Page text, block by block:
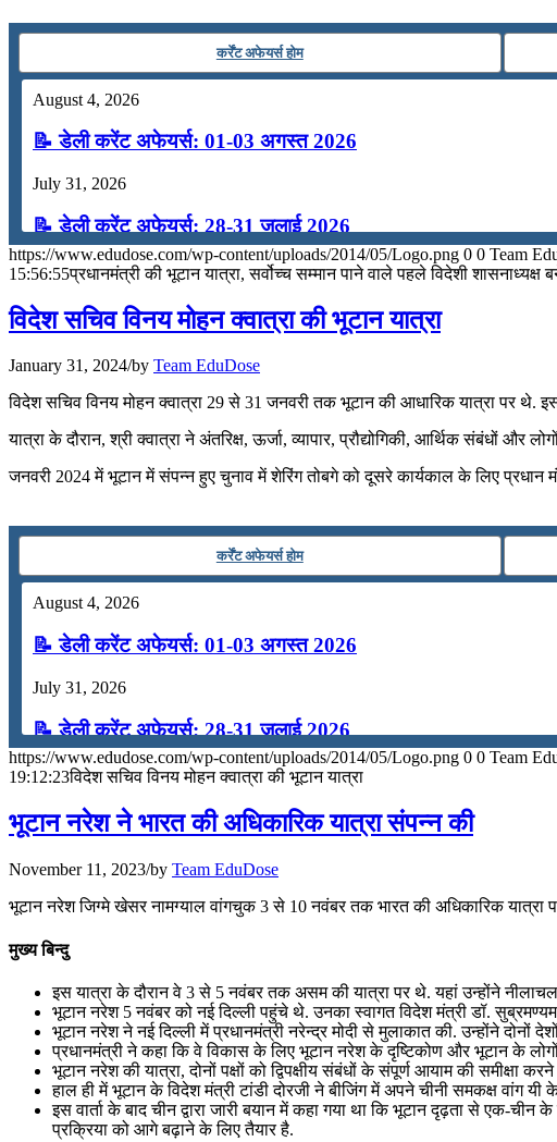
कर्रेंट अफेयर्स होम
August 4, 2026
📝 डेली करेंट अफेयर्स: 01-03 अगस्त 2026
July 31, 2026
📝 डेली करेंट अफेयर्स: 28-31 जुलाई 2026
July 28, 2026
📝 डेली करेंट अफेयर्स: 25-27 जुलाई 2026
📝 डेली करेंट अफेयर्स: 22-24 जुलाई 2026
July 22, 2026
📝 डेली करेंट अफेयर्स: 19-21 जुलाई 2026
📝 डेली करेंट अफेयर्स: 16-18 जुलाई 2026
July 16, 2026
📝 डेली करेंट अफेयर्स: 13-15 जुलाई 2026
https://www.edudose.com/wp-content/uploads/2014/05/Logo.png 0 0 Team
15:56:55प्रधानमंत्री की भूटान यात्रा, सर्वोच्च सम्मान पाने वाले पहले विदेशी शासनाध्यक्ष
विदेश सचिव विनय मोहन क्वात्रा की भूटान यात्रा
January 31, 2024/by Team EduDose
विदेश सचिव विनय मोहन क्वात्रा 29 से 31 जनवरी तक भूटान की आधारिक यात्रा पर थे.
यात्रा के दौरान, श्री क्वात्रा ने अंतरिक्ष, ऊर्जा, व्यापार, प्रौद्योगिकी, आर्थिक संबंधों
जनवरी 2024 में भूटान में संपन्न हुए चुनाव में शेरिंग तोबगे को दूसरे कार्यकाल के लिए प्रधान
कर्रेंट अफेयर्स होम
August 4, 2026
📝 डेली करेंट अफेयर्स: 01-03 अगस्त 2026
July 31, 2026
📝 डेली करेंट अफेयर्स: 28-31 जुलाई 2026
July 28, 2026
📝 डेली करेंट अफेयर्स: 25-27 जुलाई 2026
📝 डेली करेंट अफेयर्स: 22-24 जुलाई 2026
July 22, 2026
📝 डेली करेंट अफेयर्स: 19-21 जुलाई 2026
July 19, 2026
📝 डेली करेंट अफेयर्स: 16-18 जुलाई 2026
July 16, 2026
https://www.edudose.com/wp-content/uploads/2014/05/Logo.png 0 0 Team
19:12:23विदेश सचिव विनय मोहन क्वात्रा की भूटान यात्रा
भूटान नरेश ने भारत की अधिकारिक यात्रा संपन्न की
November 11, 2023/by Team EduDose
भूटान नरेश जिग्मे खेसर नामग्याल वांगचुक 3 से 10 नवंबर तक भारत की अधिकारिक यात्रा
मुख्य बिन्दु
इस यात्रा के दौरान वे 3 से 5 नवंबर तक असम की यात्रा पर थे. यहां उन्होंने नीलाचल
भूटान नरेश 5 नवंबर को नई दिल्ली पहुंचे थे. उनका स्वागत विदेश मंत्री डॉ.
भूटान नरेश ने नई दिल्‍ली में प्रधानमंत्री नरेन्‍द्र मोदी से मुलाकात की. उन्‍होंने
प्रधानमंत्री ने कहा कि वे विकास के लिए भूटान नरेश के दृष्टिकोण और भूटान के
भूटान नरेश की यात्रा, दोनों पक्षों को द्विपक्षीय संबंधों के संपूर्ण आयाम की समीक्षा
हाल ही में भूटान के विदेश मंत्री टांडी दोरजी ने बीजिंग में अपने चीनी समकक्ष वांग यी
इस वार्ता के बाद चीन द्वारा जारी बयान में कहा गया था कि भूटान दृढ़ता से एक-
प्रक्रिया को आगे बढ़ाने के लिए तैयार है.